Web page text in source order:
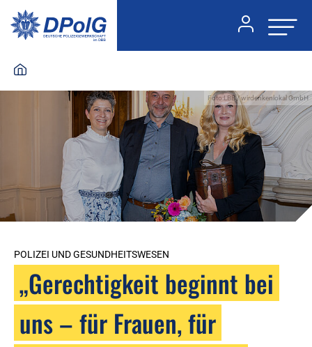
Foto:LBB / wirdenkenlokal GmbH
POLIZEI UND GESUNDHEITSWESEN
„Gerechtigkeit beginnt bei
uns – für Frauen, für